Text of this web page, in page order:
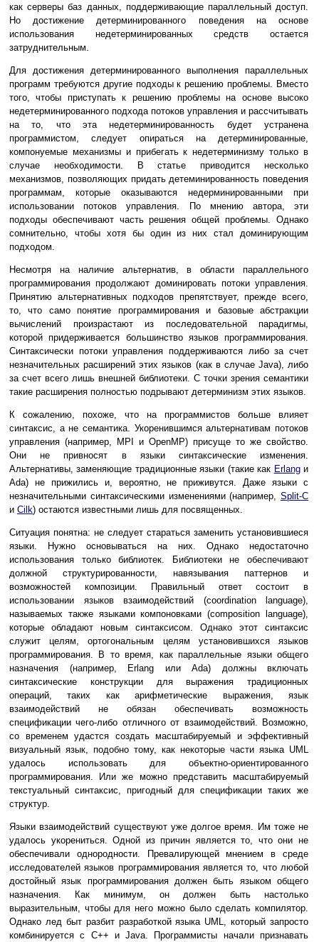
как серверы баз данных, поддерживающие параллельный доступ.
Но достижение детерминированного поведения на основе
использования недетерминированных средств остается
затруднительным.
Для достижения детерминированного выполнения параллельных
программ требуются другие подходы к решению проблемы. Вместо
того, чтобы приступать к решению проблемы на основе высоко
недетерминированного подхода потоков управления и рассчитывать
на то, что эта недетерминированность будет устранена
программистом, следует опираться на детерминированные,
компонуемые механизмы и прибегать к недетерминизму только в
случае необходимости. В статье приводится несколько
механизмов, позволяющих придать детеминированность поведения
программам, которые оказываются недерминированными при
использовании потоков управления. По мнению автора, эти
подходы обеспечивают часть решения общей проблемы. Однако
сомнительно, чтобы хотя бы один из них стал доминирующим
подходом.
Несмотря на наличие альтернатив, в области параллельного
программирования продолжают доминировать потоки управления.
Принятию альтернативных подходов препятствует, прежде всего,
то, что само понятие программирования и базовые абстракции
вычислений произрастают из последовательной парадигмы,
которой придерживается большинство языков программирования.
Синтаксически потоки управления поддерживаются либо за счет
незначительных расширений этих языков (как в случае Java), либо
за счет всего лишь внешней библиотеки. С точки зрения семантики
такие расширения полностью подрывают детерминизм этих языков.
К сожалению, похоже, что на программистов больше влияет
синтаксис, а не семантика. Укоренившимся альтернативам потоков
управления (например, MPI и OpenMP) присуще то же свойство.
Они не привносят в языки синтаксические изменения.
Альтернативы, заменяющие традиционные языки (такие как Erlangи
Ada) не прижились и, вероятно, не приживутся. Даже языки с
незначительными синтаксическими изменениями (например, Split-C
и Cilk) остаются известными лишь для посвященных.
Ситуация понятна: не следует стараться заменить установившиеся
языки. Нужно основываться на них. Однако недостаточно
использования только библиотек. Библиотеки не обеспечивают
должной структурированности, навязывания паттернов и
возможностей композиции. Правильный ответ состоит в
использовании языков взаимодействий (coordination language),
называемых также языками компоновками (composition language),
которые обладают новым синтаксисом. Однако этот синтаксис
служит целям, ортогональным целям установившихся языков
программирования. В то время, как параллельные языки общего
назначения (например, Erlang или Ada) должны включать
синтаксические конструкции для выражения традиционных
операций, таких как арифметические выражения, язык
взаимодействий не обязан обеспечивать возможность
спецификации чего-либо отличного от взаимодействий. Возможно,
со временем удастся создать масштабируемый и эффективный
визуальный язык, подобно тому, как некоторые части языка UML
удалось использовать для объектно-ориентированного
программирования. Или же можно представить масштабируемый
текстуальный синтаксис, пригодный для спецификации таких же
структур.
Языки взаимодействий существуют уже долгое время. Им тоже не
удалось укорениться. Одной из причин является то, что они не
обеспечивали однородности. Превалирующей мнением в среде
исследователей языков программирования является то, что любой
достойный язык программирования должен быть языком общего
назначения. Как минимум, он должен быть настолько
выразительным, чтобы для него можно было сделать компилятор.
Однако лед быт разбит разработкой языка UML, который запросто
комбинируется с C++ и Java. Программисты начали признавать